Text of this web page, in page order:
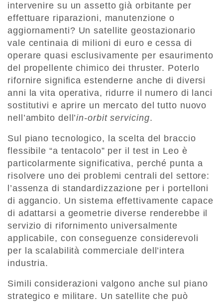
intervenire su un assetto già orbitante per
effettuare riparazioni, manutenzione o
aggiornamenti? Un satellite geostazionario
vale centinaia di milioni di euro e cessa di
operare quasi esclusivamente per esaurimento
del propellente chimico dei thruster. Poterlo
rifornire significa estenderne anche di diversi
anni la vita operativa, ridurre il numero di lanci
sostitutivi e aprire un mercato del tutto nuovo
nell’ambito dell’in-orbit servicing.
Sul piano tecnologico, la scelta del braccio
flessibile “a tentacolo” per il test in Leo è
particolarmente significativa, perché punta a
risolvere uno dei problemi centrali del settore:
l’assenza di standardizzazione per i portelloni
di aggancio. Un sistema effettivamente capace
di adattarsi a geometrie diverse renderebbe il
servizio di rifornimento universalmente
applicabile, con conseguenze considerevoli
per la scalabilità commerciale dell’intera
industria.
Simili considerazioni valgono anche sul piano
strategico e militare. Un satellite che può